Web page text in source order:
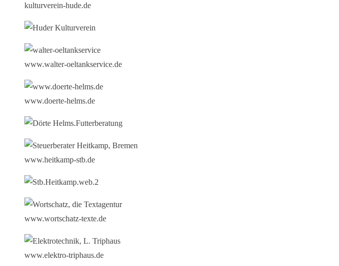
kulturverein-hude.de
www.walter-oeltankservice.de
www.doerte-helms.de
www.heitkamp-stb.de
www.wortschatz-texte.de
www.elektro-triphaus.de